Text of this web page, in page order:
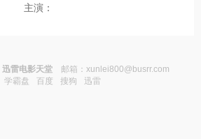
主演：
迅雷电影天堂 邮箱： xunlei800@busrr.com
学霸盘 百度 搜狗 迅雷